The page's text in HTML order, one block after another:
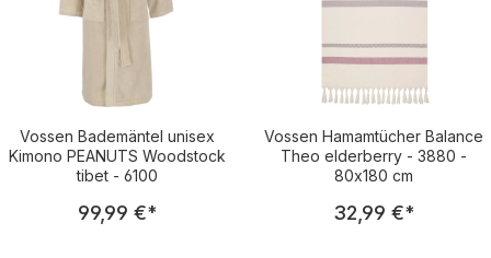
Vossen Bademäntel unisex
Kimono PEANUTS Woodstock
tibet - 6100
Regulärer Preis:
99,99 €*
Vossen Hamamtücher Balance
Theo elderberry - 3880 -
80x180 cm
Regulärer
32,99 €*